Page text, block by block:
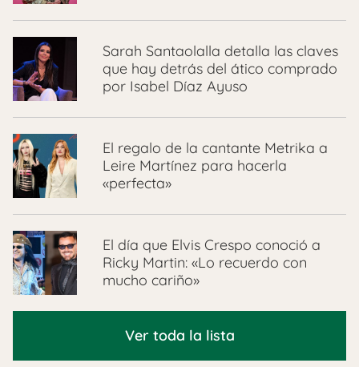
Sarah Santaolalla detalla las claves
que hay detrás del ático comprado
por Isabel Díaz Ayuso
El regalo de la cantante Metrika a
Leire Martínez para hacerla
«perfecta»
El día que Elvis Crespo conoció a
Ricky Martin: «Lo recuerdo con
mucho cariño»
Ver toda la lista